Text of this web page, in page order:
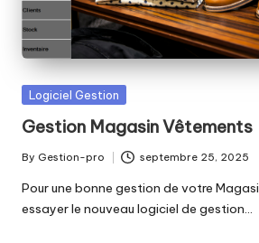
Posted
Logiciel Gestion
Gestion Magasin Vêtements
Posted
by
By Gestion-pro septembre 25, 2025
Pour une bonne gestion de votre
essayer le nouveau logiciel de gestion…